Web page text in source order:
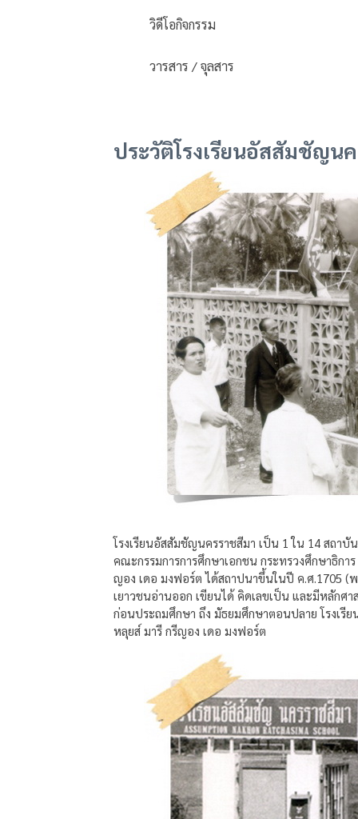
วิดีโอกิจกรรม
วารสาร / จุลสาร
ประวัติโรงเรียนอัสสัมชัญน
โรงเรียนอัสสัมชัญนครราชสีมา เป็น 1 ใน 14 สถา
คณะกรรมการการศึกษาเอกชน กระทรวงศึกษาธิก
ญอง เดอ มงฟอร์ต ได้สถาปนาขึ้นในปี ค.ศ.1705 (
เยาวชนอ่านออก เขียนได้ คิดเลขเป็น และมีหลัก
ก่อนประถมศึกษา ถึง มัธยมศึกษาตอนปลาย โรงเ
หลุยส์ มารี กรีญอง เดอ มงฟอร์ต